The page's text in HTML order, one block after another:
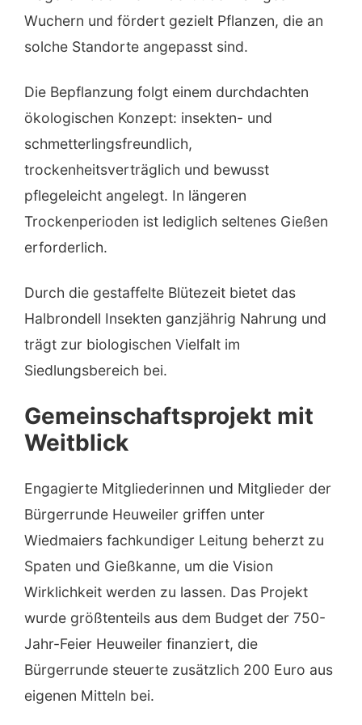
Wuchern und fördert gezielt Pflanzen, die an
solche Standorte angepasst sind.
Die Bepflanzung folgt einem durchdachten
ökologischen Konzept: insekten- und
schmetterlingsfreundlich,
trockenheitsverträglich und bewusst
pflegeleicht angelegt. In längeren
Trockenperioden ist lediglich seltenes Gießen
erforderlich.
Durch die gestaffelte Blütezeit bietet das
Halbrondell Insekten ganzjährig Nahrung und
trägt zur biologischen Vielfalt im
Siedlungsbereich bei.
Gemeinschaftsprojekt mit
Weitblick
Engagierte Mitgliederinnen und Mitglieder der
Bürgerrunde Heuweiler griffen unter
Wiedmaiers fachkundiger Leitung beherzt zu
Spaten und Gießkanne, um die Vision
Wirklichkeit werden zu lassen. Das Projekt
wurde größtenteils aus dem Budget der 750-
Jahr-Feier Heuweiler finanziert, die
Bürgerrunde steuerte zusätzlich 200 Euro aus
eigenen Mitteln bei.